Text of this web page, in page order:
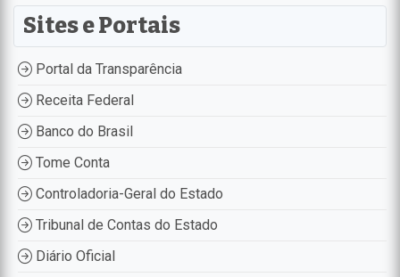
Sites e Portais
Portal da Transparência
Receita Federal
Banco do Brasil
Tome Conta
Controladoria-Geral do Estado
Tribunal de Contas do Estado
Diário Oficial